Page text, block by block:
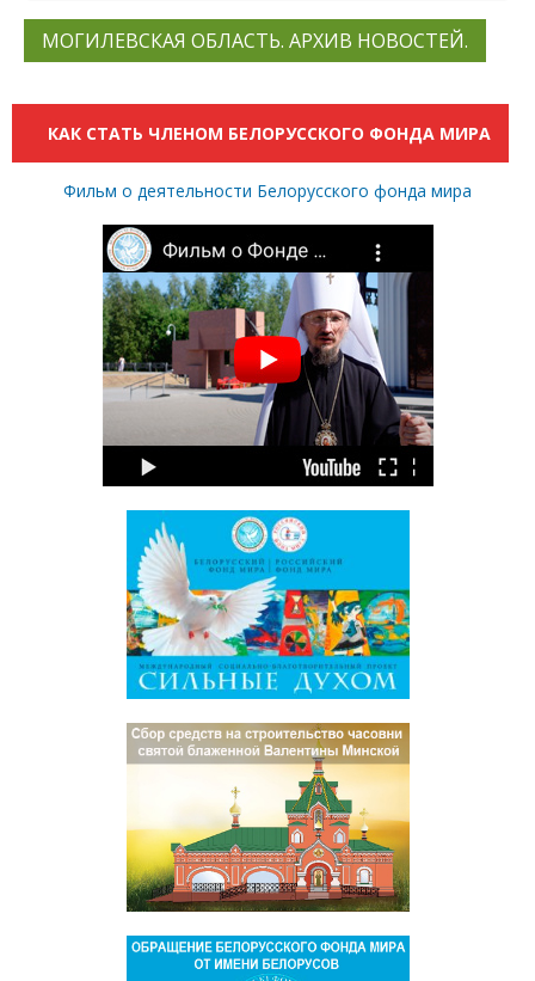
МОГИЛЕВСКАЯ ОБЛАСТЬ. АРХИВ НОВОСТЕЙ.
КАК СТАТЬ ЧЛЕНОМ БЕЛОРУССКОГО ФОНДА МИРА
Фильм о деятельности Белорусского фонда мира